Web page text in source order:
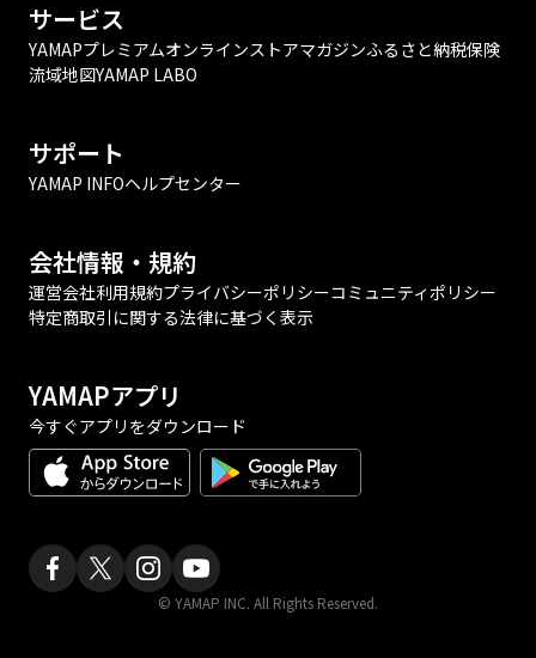
サービス
YAMAPプレミアムオンラインストアマガジンふるさと納税保険
流域地図YAMAP LABO
サポート
YAMAP INFOヘルプセンター
会社情報・規約
運営会社利用規約プライバシーポリシーコミュニティポリシー
特定商取引に関する法律に基づく表示
YAMAPアプリ
今すぐアプリをダウンロード
© YAMAP INC. All Rights Reserved.